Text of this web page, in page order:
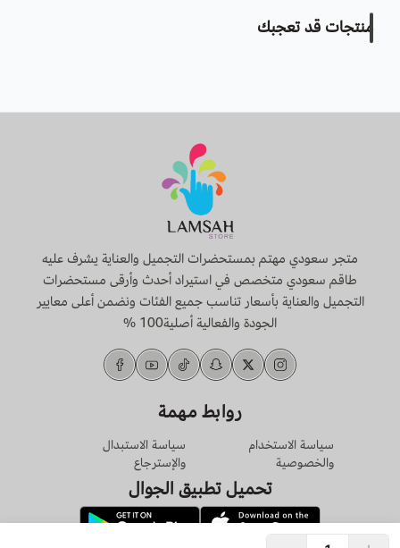
منتجات قد تعجبك
متجر سعودي مهتم بمستحضرات التجميل والعناية يشرف عليه
طاقم سعودي متخصص في استيراد أحدث وأرقى مستحضرات
التجميل والعناية بأسعار تناسب جميع الفئات ونضمن أعلى معايير
الجودة والفعالية أصلية100 %
روابط مهمة
سياسة الاستخدام
والخصوصية
سياسة الاستبدال
والإسترجاع
تحميل تطبيق الجوال